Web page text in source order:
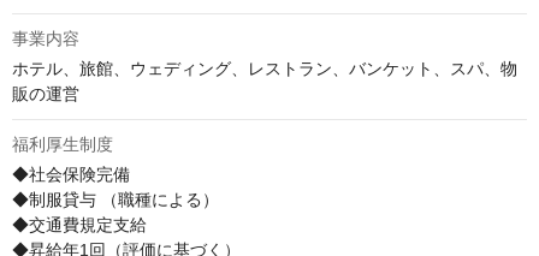
事業内容
ホテル、旅館、ウェディング、レストラン、バンケット、スパ、物
販の運営
福利厚生制度
◆社会保険完備
◆制服貸与 （職種による）
◆交通費規定支給
◆昇給年1回（評価に基づく）